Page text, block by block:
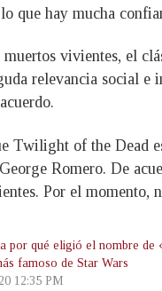
que hay mucha
muertos vivientes, el
relevancia social
Twilight of the Dead
Romero. De
Por el momento,
por qué eligió el nombre de
famoso de Star Wars
12:35 PM